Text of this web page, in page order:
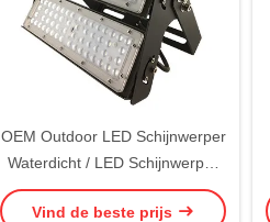
OEM Outdoor LED Schijnwerper
Waterdicht / LED Schijnwerper
150W IP66 CE
Vind de beste prijs